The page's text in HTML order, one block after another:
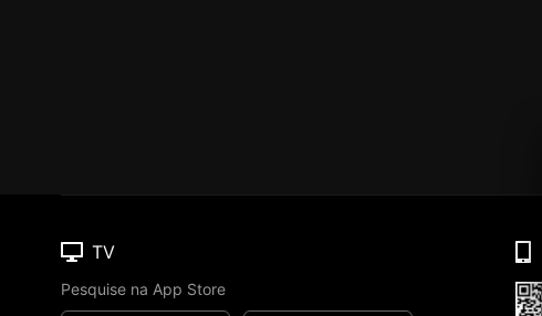
TV
Pesquise na App Store